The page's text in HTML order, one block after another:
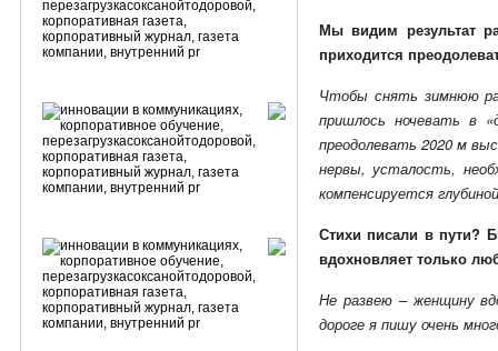
Мы видим результат
приходится
Чтобы снять зимнюю
пришлось ночевать в
преодолевать 2020 м
нервы, усталость,
компенсируется
Стихи писали в пути?
вдохновляет только
Не развею – женщину
дороге я пишу очень